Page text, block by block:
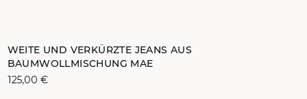
WEITE UND VERKÜRZTE JEANS AUS
BAUMWOLLMISCHUNG MAE
125,00 €
ZUM WARENKORB HINZUFÜGEN
32 34 36